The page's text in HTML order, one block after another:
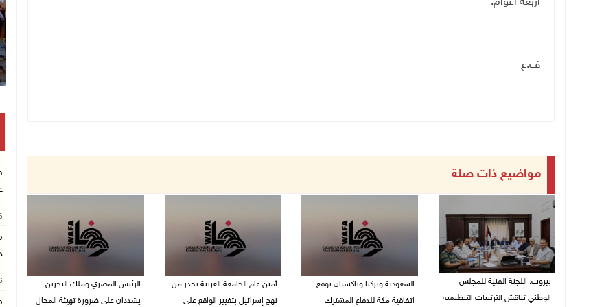
ــــــــ
ف.ع
مواضيع ذات صلة
بيروت: اللجنة الفنية للمجلس
الوطني تناقش الترتيبات التنظيمية
السعودية وتركيا وباكستان توقع
اتفاقية مكة للدفاع المشترك
أمين عام الجامعة العربية يحذر من
نهج إسرائيل بتغيير الواقع على
الرئيس المصري وملك البحرين
يشددان على ضرورة تهيئة المجال